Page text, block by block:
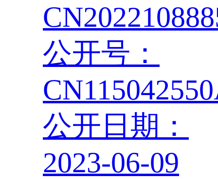
公开号：
公开日期：
2023-06-09